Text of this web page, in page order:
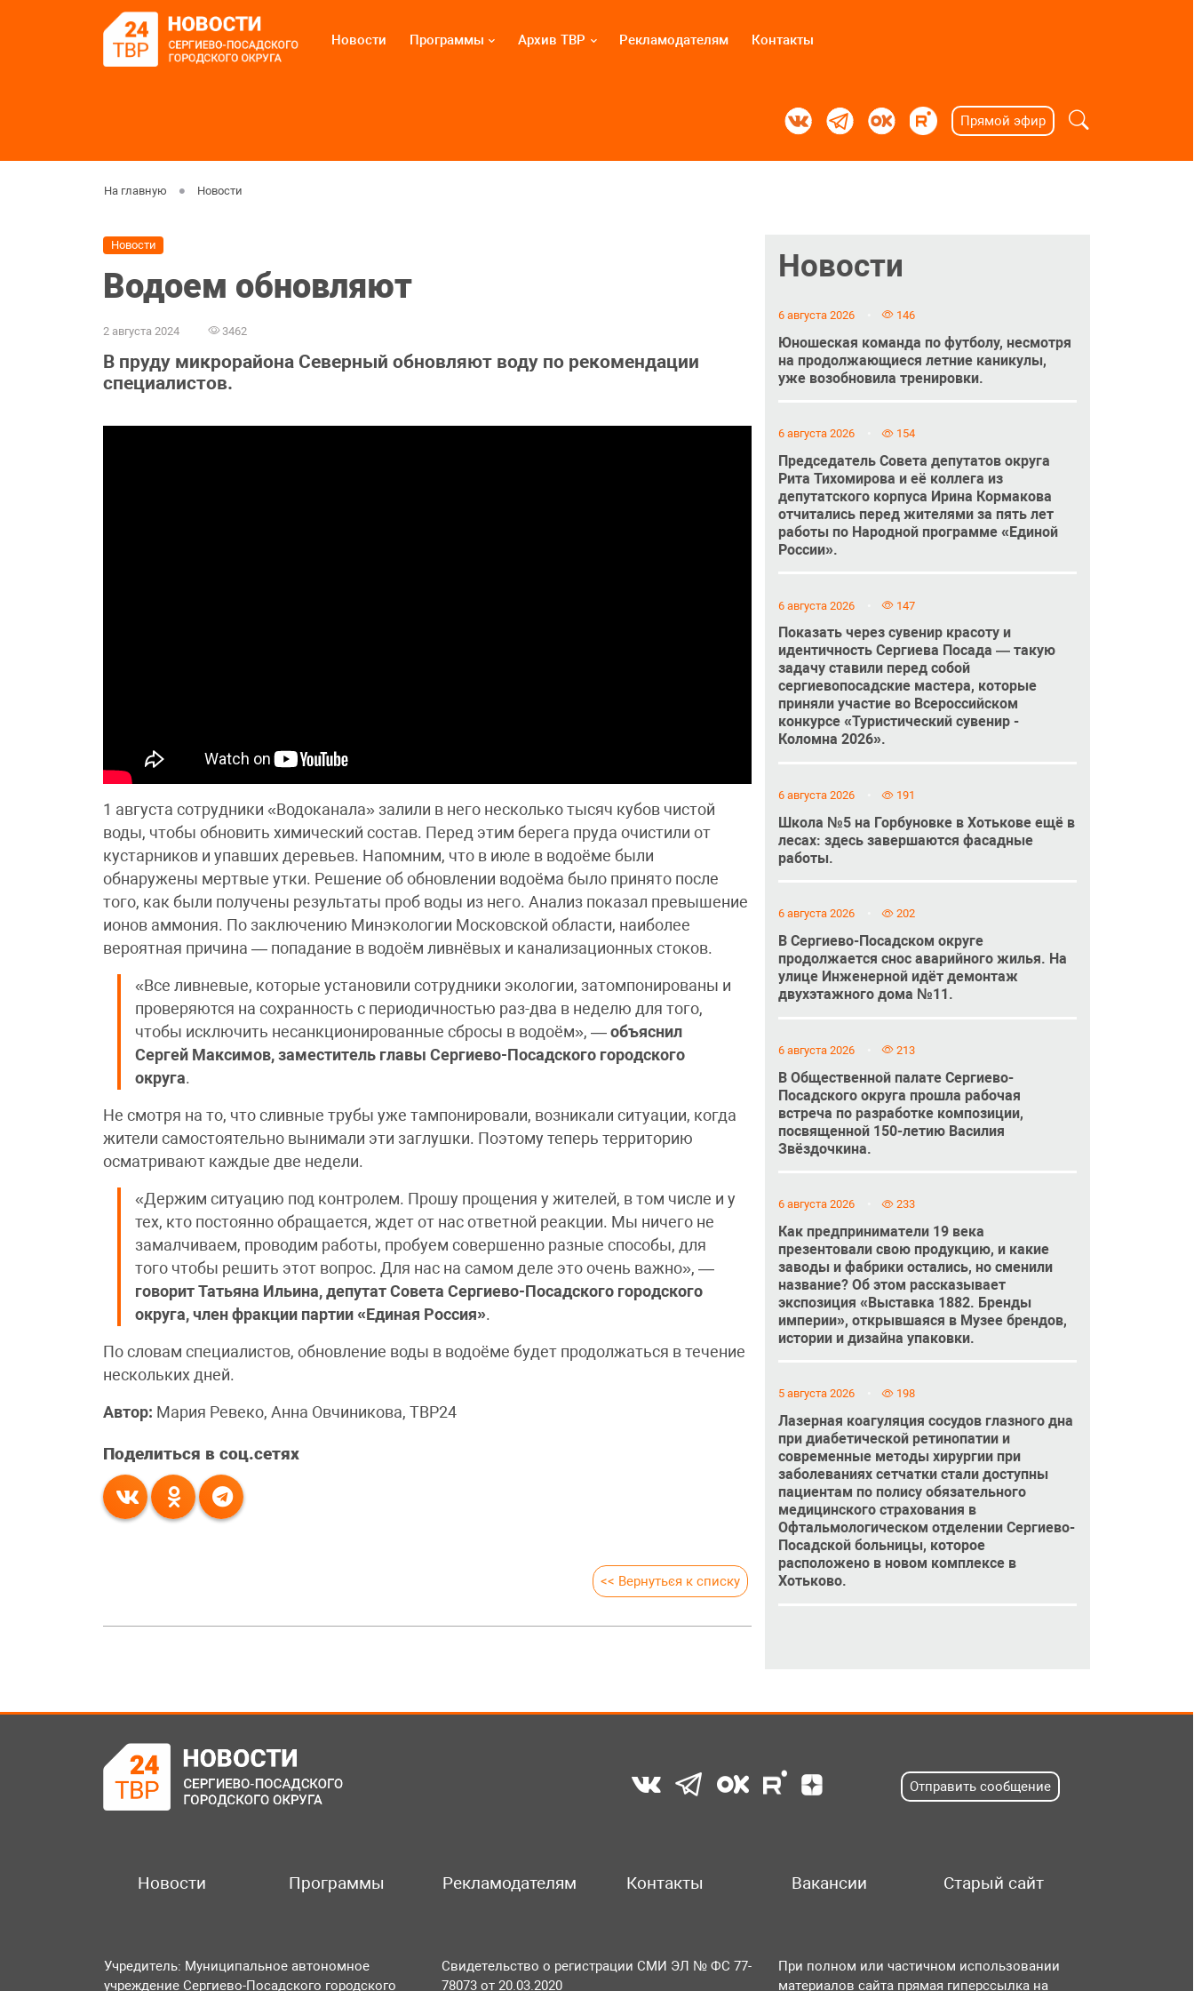
Новости Программы Архив ТВР Рекламодателям Контакты
Прямой эфир
На главную Новости
Новости
Водоем обновляют
2 августа 2024 3462
В пруду микрорайона Северный обновляют воду по рекомендации
специалистов.
1 августа сотрудники «Водоканала» залили в него несколько тысяч кубов чистой
воды, чтобы обновить химический состав. Перед этим берега пруда очистили от
кустарников и упавших деревьев. Напомним, что в июле в водоёме были
обнаружены мертвые утки. Решение об обновлении водоёма было принято после
того, как были получены результаты проб воды из него. Анализ показал превышение
ионов аммония. По заключению Минэкологии Московской области, наиболее
вероятная причина — попадание в водоём ливнёвых и канализационных стоков.
«Все ливневые, которые установили сотрудники экологии, затомпонированы и
проверяются на сохранность с периодичностью раз-два в неделю для того,
чтобы исключить несанкционированные сбросы в водоём», —объяснил
Сергей Максимов, заместитель главы Сергиево-Посадского городского
округа.
Не смотря на то, что сливные трубы уже тампонировали, возникали ситуации, когда
жители самостоятельно вынимали эти заглушки. Поэтому теперь территорию
осматривают каждые две недели.
«Держим ситуацию под контролем. Прошу прощения у жителей, в том числе и у
тех, кто постоянно обращается, ждет от нас ответной реакции. Мы ничего не
замалчиваем, проводим работы, пробуем совершенно разные способы, для
того чтобы решить этот вопрос. Для нас на самом деле это очень важно», —
говорит Татьяна Ильина, депутат Совета Сергиево-Посадского городского
округа, член фракции партии «Единая Россия».
По словам специалистов, обновление воды в водоёме будет продолжаться в течение
нескольких дней.
Автор: Мария Ревеко, Анна Овчиникова, ТВР24
Поделиться в соц.сетях
<< Вернуться к списку
Новости
6 августа 2026 146
Юношеская команда по футболу, несмотря
на продолжающиеся летние каникулы,
уже возобновила тренировки.
6 августа 2026 154
Председатель Совета депутатов округа
Рита Тихомирова и её коллега из
депутатского корпуса Ирина Кормакова
отчитались перед жителями за пять лет
работы по Народной программе «Единой
России».
6 августа 2026 147
Показать через сувенир красоту и
идентичность Сергиева Посада — такую
задачу ставили перед собой
сергиевопосадские мастера, которые
приняли участие во Всероссийском
конкурсе «Туристический сувенир -
Коломна 2026».
6 августа 2026 191
Школа №5 на Горбуновке в Хотькове ещё в
лесах: здесь завершаются фасадные
работы.
6 августа 2026 202
В Сергиево-Посадском округе
продолжается снос аварийного жилья. На
улице Инженерной идёт демонтаж
двухэтажного дома №11.
6 августа 2026 213
В Общественной палате Сергиево-
Посадского округа прошла рабочая
встреча по разработке композиции,
посвященной 150-летию Василия
Звёздочкина.
6 августа 2026 233
Как предприниматели 19 века
презентовали свою продукцию, и какие
заводы и фабрики остались, но сменили
название? Об этом рассказывает
экспозиция «Выставка 1882. Бренды
империи», открывшаяся в Музее брендов,
истории и дизайна упаковки.
5 августа 2026 198
Лазерная коагуляция сосудов глазного дна
при диабетической ретинопатии и
современные методы хирургии при
заболеваниях сетчатки стали доступны
пациентам по полису обязательного
медицинского страхования в
Офтальмологическом отделении Сергиево-
Посадской больницы, которое
расположено в новом комплексе в
Хотьково.
Отправить сообщение
Новости Программы Рекламодателям Контакты Вакансии Старый сайт
Учредитель: Муниципальное автономное
учреждение Сергиево-Посадского городского
Свидетельство о регистрации СМИ ЭЛ № ФС 77-
78073 от 20.03.2020
При полном или частичном использовании
материалов сайта прямая гиперссылка на